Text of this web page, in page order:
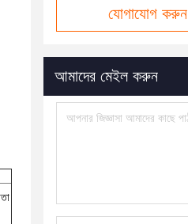
যোগাযোগ করুন
আমাদের মেইল ​​করুন